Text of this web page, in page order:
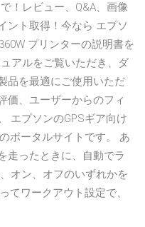
！レビュー、Q&A、画像
ント取得！今なら エプソ
プリンターの説明書を
アルをご覧いただき、ダ
品を最適にご使用いただ
価、ユーザーからのフィ
エプソンのGPSギア向け
ポータルサイトです。 あ
走ったときに、自動でラ
オン、オフのいずれかを
てワークアウト設定で、